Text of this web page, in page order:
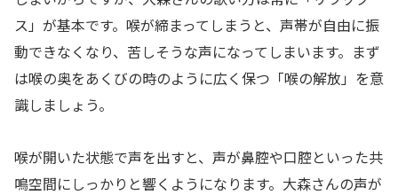
ス」が基本です。喉が締まってしまうと、声帯が自由に振
動できなくなり、苦しそうな声になってしまいます。まず
は喉の奥をあくびの時のように広く保つ「喉の解放」を意
識しましょう。
喉が開いた状態で声を出すと、声が鼻腔や口腔といった共
鳴空間にしっかりと響くようになります。大森さんの声が